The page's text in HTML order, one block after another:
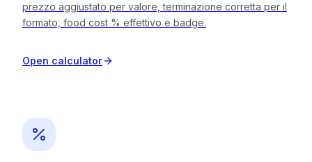
prezzo aggiustato per valore, terminazione corretta per il
formato, food cost % effettivo e badge.
Open calculator